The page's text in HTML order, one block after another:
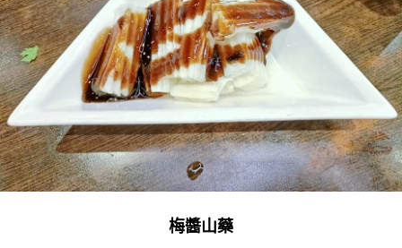
梅醬山藥